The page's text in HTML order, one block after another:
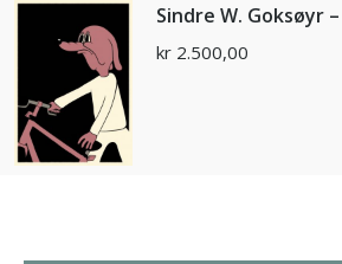
Sindre W. Goksøyr
kr 2.500,00